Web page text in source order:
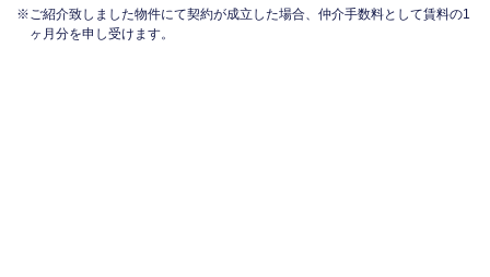
ご紹介致しました物件にて契約が成立した場合、仲介手数料として賃料の1
ヶ月分を申し受けます。